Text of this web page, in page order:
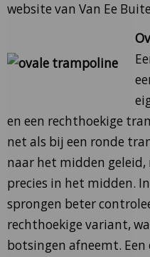
website van Van Ee
en een rechthoekige
net als bij een ronde
naar het midden
precies in het midden.
sprongen beter
rechthoekige variant,
botsingen afneemt.